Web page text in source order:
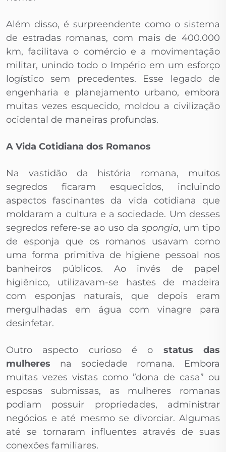
Além disso, é surpreendente como o sistema
de estradas romanas, com mais de 400.000
km, facilitava o comércio e a movimentação
militar, unindo todo o Império em um esforço
logístico sem precedentes. Esse legado de
engenharia e planejamento urbano, embora
muitas vezes esquecido, moldou a civilização
ocidental de maneiras profundas.
A Vida Cotidiana dos Romanos
Na vastidão da história romana, muitos
segredos ficaram esquecidos, incluindo
aspectos fascinantes da vida cotidiana que
moldaram a cultura e a sociedade. Um desses
segredos refere-se ao uso da spongia, um tipo
de esponja que os romanos usavam como
uma forma primitiva de higiene pessoal nos
banheiros públicos. Ao invés de papel
higiênico, utilizavam-se hastes de madeira
com esponjas naturais, que depois eram
mergulhadas em água com vinagre para
desinfetar.
Outro aspecto curioso é o status das
mulheres na sociedade romana. Embora
muitas vezes vistas como ”dona de casa” ou
esposas submissas, as mulheres romanas
podiam possuir propriedades, administrar
negócios e até mesmo se divorciar. Algumas
até se tornaram influentes através de suas
conexões familiares.